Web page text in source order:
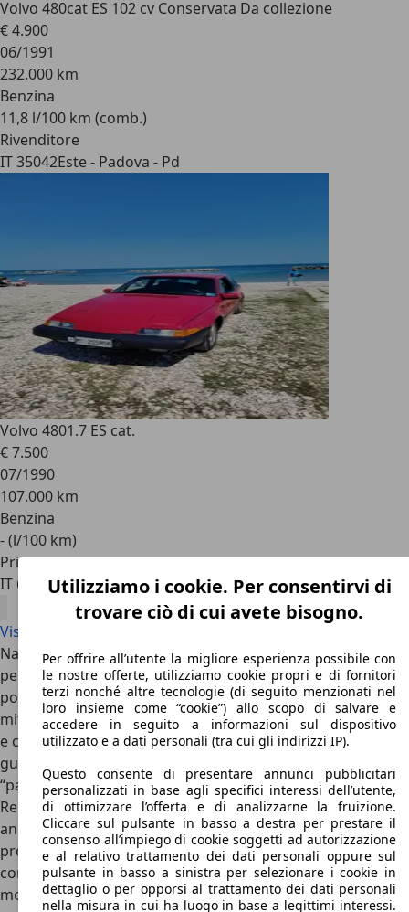
Volvo 480cat ES 102 cv Conservata Da collezione
€ 4.900
06/1991
232.000 km
Benzina
11,8 l/100 km (comb.)
Rivenditore
IT 35042Este - Padova - Pd
Volvo 4801.7 ES cat.
€ 7.500
07/1990
107.000 km
Benzina
- (l/100 km)
Privato
IT 61032Fano
Visualizza tutte le offerte Volvo 480
Nata in un periodo dove le sportive stavano vivendo un
periodo d’oro, Volvo lanciò un’automobile dalle linee a dir
poco originali, con rimandi a vetture del passato come la
mitica P1800ES, soprattutto nel posteriore, interni lussuosi
e curati in puro stile Volvo e una guida che sapesse essere
gustosa e spigliata ma mai esagerata come una di quelle
“pacchiane sportivette” come Volkswagen Golf GTI o
Renault 5 Turbo. La Volvo 480 è stata prodotta per quasi 10
anni tra il 1986 e il 1995, e con meno di 77.000 esemplari
prodotti non è stata esattamente un successo
commerciale. Per la sua linea folle, il suo coraggio e i
motori Turbo dalla concezione particolare sotto il cofano,
Utilizziamo i cookie. Per consentirvi di
trovare ciò di cui avete bisogno.
Per offrire all’utente la migliore esperienza possibile con
le nostre offerte, utilizziamo cookie propri e di fornitori
terzi nonché altre tecnologie (di seguito menzionati nel
loro insieme come “cookie”) allo scopo di salvare e
accedere in seguito a informazioni sul dispositivo
utilizzato e a dati personali (tra cui gli indirizzi IP).
Questo consente di presentare annunci pubblicitari
personalizzati in base agli specifici interessi dell’utente,
di ottimizzare l’offerta e di analizzarne la fruizione.
Cliccare sul pulsante in basso a destra per prestare il
consenso all’impiego di cookie soggetti ad autorizzazione
e al relativo trattamento dei dati personali oppure sul
pulsante in basso a sinistra per selezionare i cookie in
dettaglio o per opporsi al trattamento dei dati personali
nella misura in cui ha luogo in base a legittimi interessi.